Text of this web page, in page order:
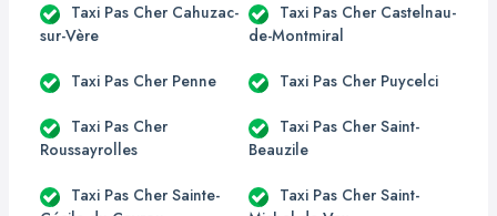
Taxi Pas Cher Cahuzac-
sur-Vère
Taxi Pas Cher Castelnau-
de-Montmiral
Taxi Pas Cher Penne Taxi Pas Cher Puycelci
Taxi Pas Cher
Roussayrolles
Taxi Pas Cher Saint-
Beauzile
Taxi Pas Cher Sainte-
Taxi Pas Cher Saint-